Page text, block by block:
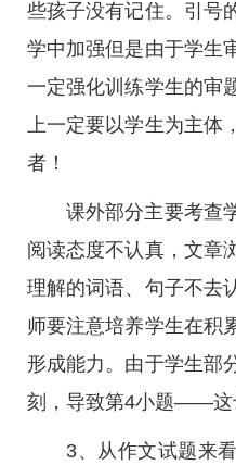
些孩子没有记住。引号
学中加强但是由于学生
一定强化训练学生的审
上一定要以学生为主体
者！
课外部分主要考查
阅读态度不认真，文章
理解的词语、句子不去
师要注意培养学生在积
形成能力。由于学生部
刻，导致第4小题——这
3、从作文试题来